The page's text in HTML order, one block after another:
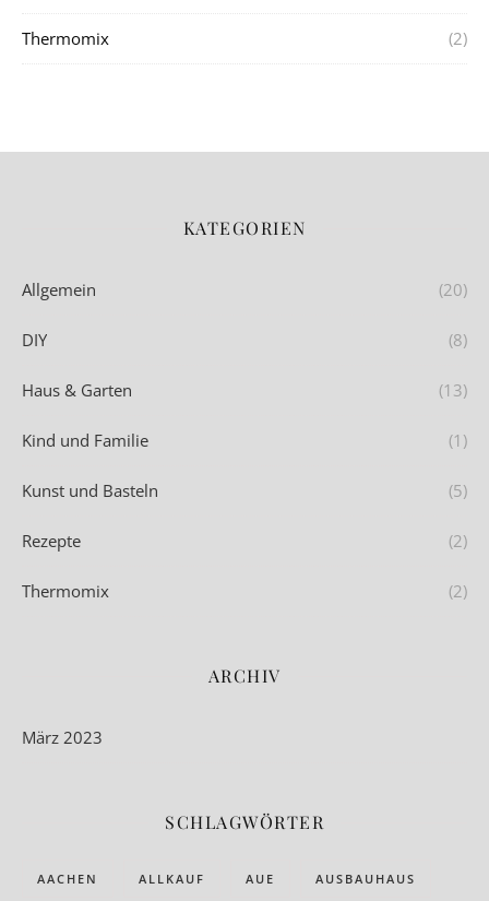
Thermomix (2)
KATEGORIEN
Allgemein (20)
DIY (8)
Haus & Garten (13)
Kind und Familie (1)
Kunst und Basteln (5)
Rezepte (2)
Thermomix (2)
ARCHIV
März 2023
SCHLAGWÖRTER
AACHEN ALLKAUF AUE AUSBAUHAUS